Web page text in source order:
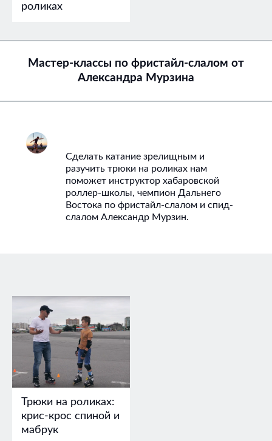
роликах
Мастер-классы по фристайл-слалом от
Александра Мурзина
Сделать катание зрелищным и
разучить трюки на роликах нам
поможет инструктор хабаровской
роллер-школы, чемпион Дальнего
Востока по фристайл-слалом и спид-
слалом Александр Мурзин.
Трюки на роликах:
крис-крос спиной и
мабрук